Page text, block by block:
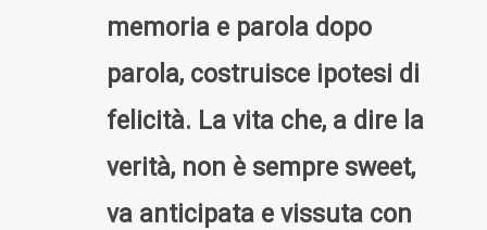
memoria e parola dopo
parola, costruisce ipotesi di
felicità. La vita che, a dire la
verità, non è sempre sweet,
va anticipata e vissuta con